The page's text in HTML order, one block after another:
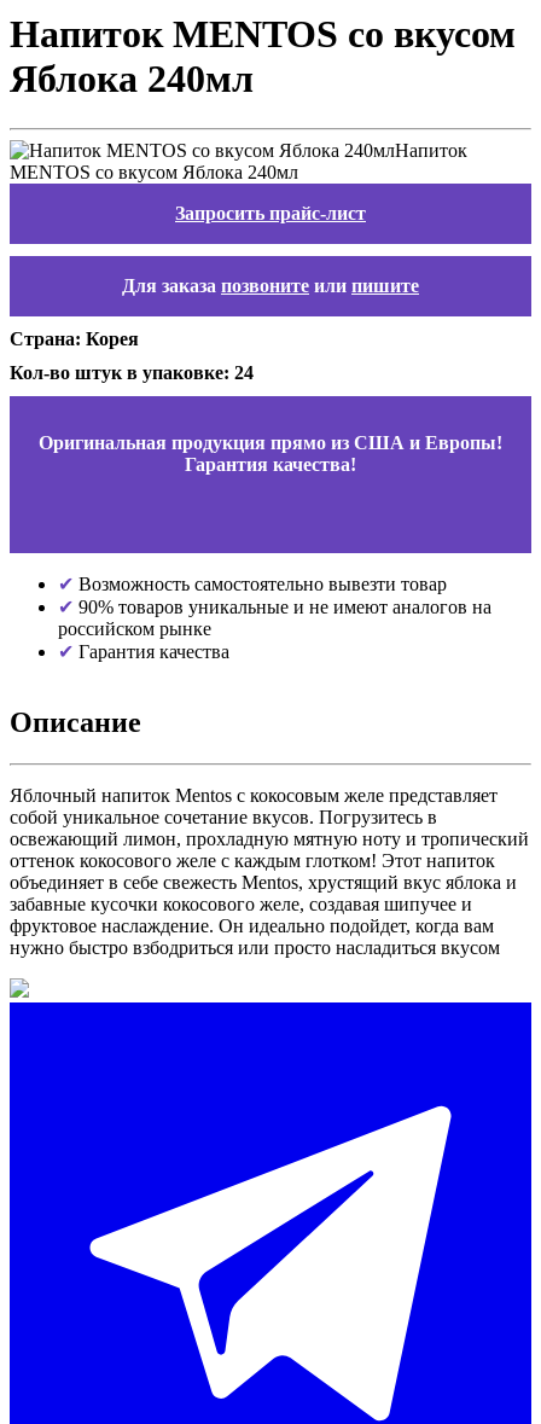
Напиток MENTOS со вкусом
Яблока 240мл
Запросить прайс-лист
Для заказа позвоните или пишите
Страна: Корея
Кол-во штук в упаковке: 24
Оригинальная продукция прямо из США и Европы!
Гарантия качества!
Возможность самостоятельно вывезти товар
90% товаров уникальные и не имеют аналогов на
российском рынке
Гарантия качества
Описание
Яблочный напиток Mentos с кокосовым желе представляет
собой уникальное сочетание вкусов. Погрузитесь в
освежающий лимон, прохладную мятную ноту и тропический
оттенок кокосового желе с каждым глотком! Этот напиток
объединяет в себе свежесть Mentos, хрустящий вкус яблока и
забавные кусочки кокосового желе, создавая шипучее и
фруктовое наслаждение. Он идеально подойдет, когда вам
нужно быстро взбодриться или просто насладиться вкусом